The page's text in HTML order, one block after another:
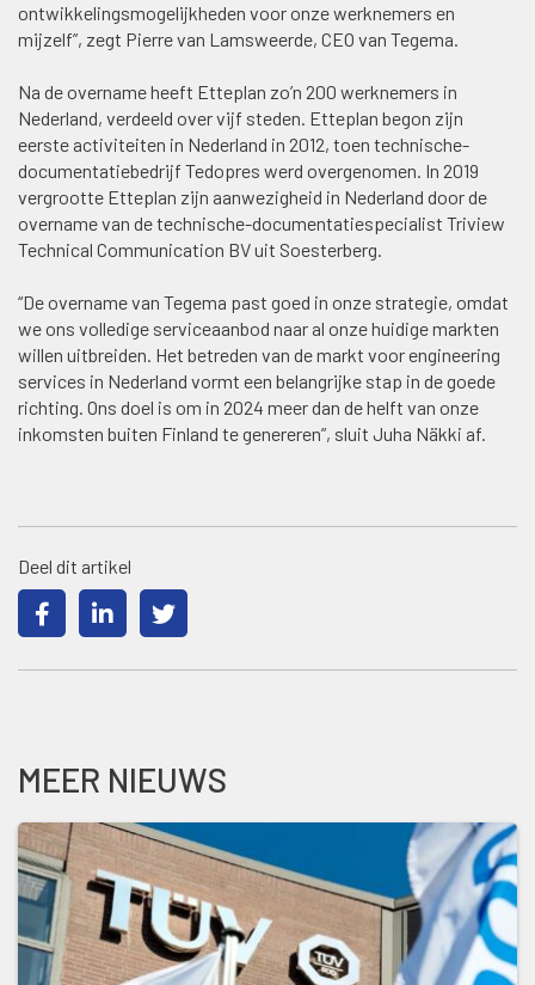
ontwikkelingsmogelijkheden voor onze werknemers en
mijzelf”, zegt Pierre van Lamsweerde, CEO van Tegema.
Na de overname heeft Etteplan zo’n 200 werknemers in
Nederland, verdeeld over vijf steden. Etteplan begon zijn
eerste activiteiten in Nederland in 2012, toen technische-
documentatiebedrijf Tedopres werd overgenomen. In 2019
vergrootte Etteplan zijn aanwezigheid in Nederland door de
overname van de technische-documentatiespecialist Triview
Technical Communication BV uit Soesterberg.
“De overname van Tegema past goed in onze strategie, omdat
we ons volledige serviceaanbod naar al onze huidige markten
willen uitbreiden. Het betreden van de markt voor engineering
services in Nederland vormt een belangrijke stap in de goede
richting. Ons doel is om in 2024 meer dan de helft van onze
inkomsten buiten Finland te genereren”, sluit Juha Näkki af.
Deel dit artikel
MEER NIEUWS